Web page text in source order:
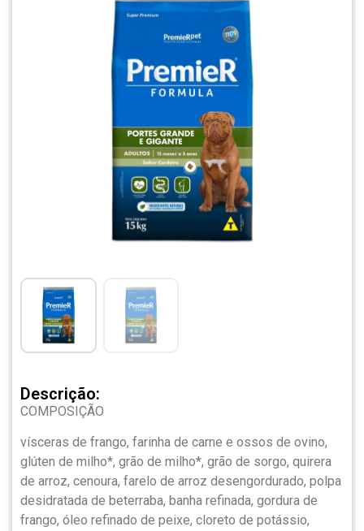
Descrição:
COMPOSIÇÃO
vísceras de frango, farinha de carne e ossos de ovino,
glúten de milho*, grão de milho*, grão de sorgo, quirera
de arroz, cenoura, farelo de arroz desengordurado, polpa
desidratada de beterraba, banha refinada, gordura de
frango, óleo refinado de peixe, cloreto de potássio,